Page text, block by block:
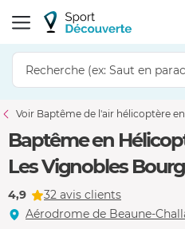
Voir Baptême de l'air hélicoptère
Baptême en
Les Vignobles
4,9
32 avis clients
Aérodrome de Beaune-